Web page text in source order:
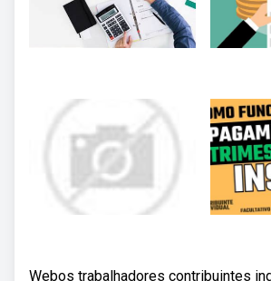
Webos trabalhadores contribuintes